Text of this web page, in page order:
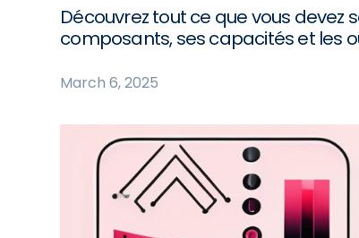
Découvrez tout ce que vous
composants, ses capacités et les
March 6, 2025